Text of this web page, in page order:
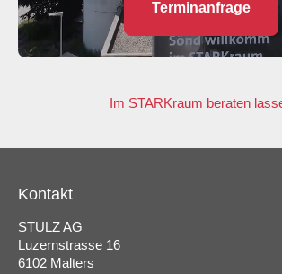
Terminanfrage
Im STARKraum beraten
Kontakt
STULZ AG
Luzernstrasse 16
6102 Malters